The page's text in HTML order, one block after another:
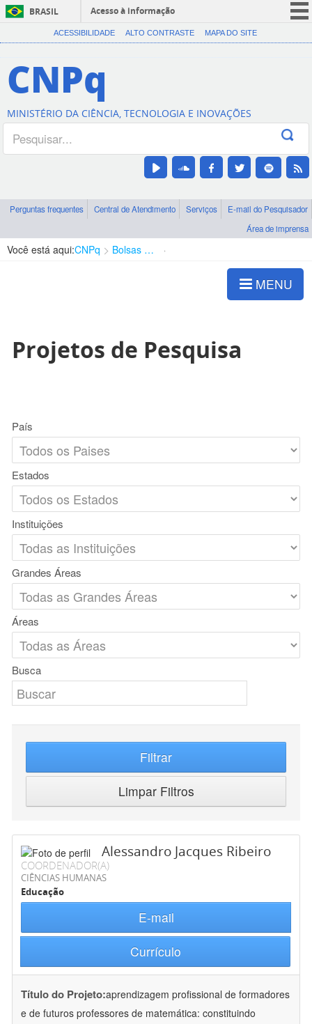
BRASIL
Acesso à informação
CORONAVÍRUS (COVID-19)
Canais
ACESSIBILIDADE ALTO CONTRASTE MAPA DO SITE
CNPq
MINISTÉRIO DA CIÊNCIA, TECNOLOGIA E INOVAÇÕES
Perguntas frequentes Central de Atendimento Serviços
E-mail do Pesquisador
Área de imprensa
Você está aqui:CNPq Bolsas e Auxílios Vigentes
MENU
Projetos de Pesquisa
País
Estados
Instituições
Grandes Áreas
Áreas
Busca
Filtrar
Limpar Filtros
Alessandro Jacques Ribeiro
COORDENADOR(A)
CIÊNCIAS HUMANAS
Educação
E-mail
Currículo
Título do Projeto:aprendizagem profissional de formadores
e de futuros professores de matemática: constituindo